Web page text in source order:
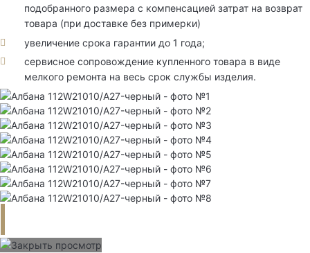
подобранного размера с компенсацией затрат на возврат
товара (при доставке без примерки)
увеличение срока гарантии до 1 года;
сервисное сопровождение купленного товара в виде
мелкого ремонта на весь срок службы изделия.